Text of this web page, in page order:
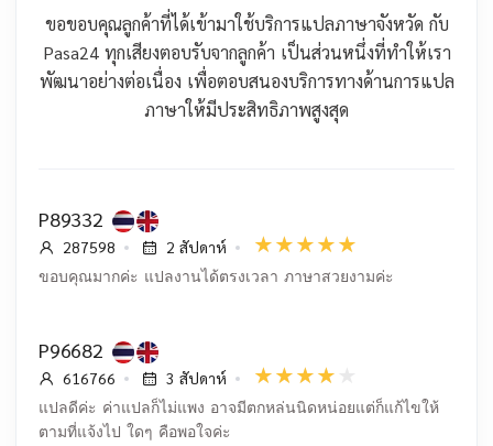
ขอขอบคุณลูกค้าที่ได้เข้ามาใช้บริการแปลภาษาจังหวัด กับ
Pasa24 ทุกเสียงตอบรับจากลูกค้า เป็นส่วนหนึ่งที่ทำให้เรา
พัฒนาอย่างต่อเนื่อง เพื่อตอบสนองบริการทางด้านการแปล
ภาษาให้มีประสิทธิภาพสูงสุด
P89332
287598 2 สัปดาห์
ขอบคุณมากค่ะ แปลงานได้ตรงเวลา ภาษาสวยงามค่ะ
P96682
616766 3 สัปดาห์
แปลดีค่ะ ค่าแปลก็ไม่แพง อาจมีตกหล่นนิดหน่อยแต่ก็แก้ไขให้
ตามที่แจ้งไป ใดๆ คือพอใจค่ะ